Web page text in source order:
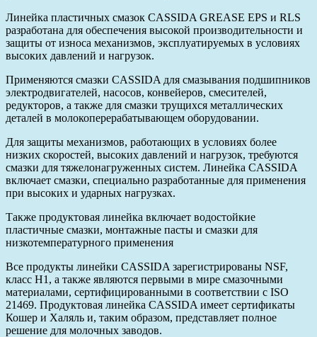
Линейка пластичных смазок CASSIDA GREASE EPS и RLS
разработана для обеспечения высокой производительности и
защиты от износа механизмов, эксплуатируемых в условиях
высоких давлений и нагрузок.
Применяются смазки CASSIDA для смазывания подшипников
электродвигателей, насосов, конвейеров, смесителей,
редукторов, а также для смазки трущихся металлических
деталей в молокоперерабатывающем оборудовании.
Для защиты механизмов, работающих в условиях более
низких скоростей, высоких давлений и нагрузок, требуются
смазки для тяжелонагруженных систем. Линейка CASSIDA
включает смазки, специально разработанные для применения
при высоких и ударных нагрузках.
Также продуктовая линейка включает водостойкие
пластичные смазки, монтажные пасты и смазки для
низкотемпературного применения
Все продукты линейки CASSIDA зарегистрированы NSF,
класс Н1, а также являются первыми в мире смазочными
материалами, сертифицированными в соответствии с ISO
21469. Продуктовая линейка CASSIDA имеет сертификаты
Кошер и Халяль и, таким образом, представляет полное
решение для молочных заводов.